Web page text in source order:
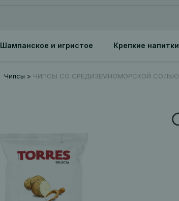
Шампанское и игристое Крепкие напитки
Чипсы ЧИПСЫ СО СРЕДИЗЕМНОМОРСКОЙ СОЛЬЮ